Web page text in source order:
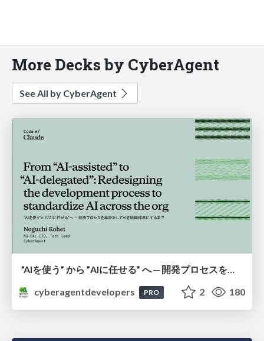
More Decks by CyberAgent
See All by CyberAgent
”AIを使う” から ”AIに任せる” へ ─ 開発プロセスを再設計してAIを組織標準にするまで
cyberagentdevelopers
PRO 2 180